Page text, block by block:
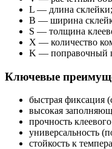
L — длина склейки;
B — ширина
S — толщина
X — количество
K — поправочный
Ключевые
быстрая фиксация
высокая
прочность
универсальность
стойкость к